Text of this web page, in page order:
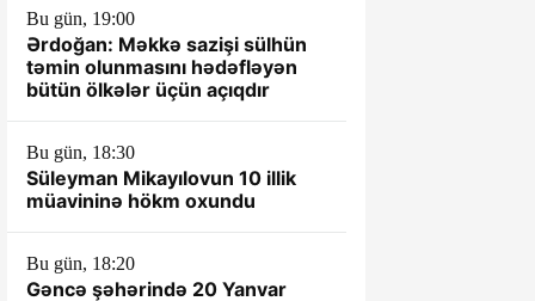
Bu gün, 19:00
Ərdoğan: Məkkə sazişi sülhün
təmin olunmasını hədəfləyən
bütün ölkələr üçün açıqdır
Bu gün, 18:30
Süleyman Mikayılovun 10 illik
müavininə hökm oxundu
Bu gün, 18:20
Gəncə şəhərində 20 Yanvar